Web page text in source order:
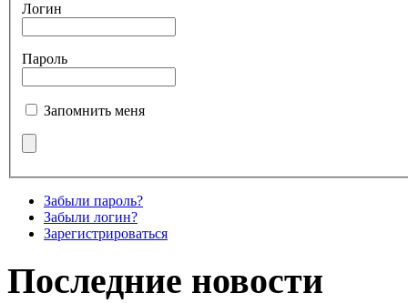
Логин
Пароль
Запомнить меня
Забыли пароль?
Забыли логин?
Зарегистрироваться
Последние новости